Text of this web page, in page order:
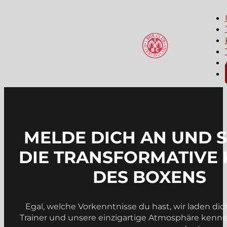
MELDE DICH AN UND
DIE TRANSFORMATIVE
DES BOXENS
Egal, welche Vorkenntnisse du hast, wir laden
Trainer und unsere einzigartige Atmosphäre